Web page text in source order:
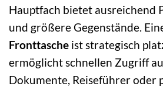
Hauptfach bietet ausreichend
und größere Gegenstände.
Fronttasche ist strategisch
ermöglicht schnellen Zugriff
Dokumente, Reiseführer oder